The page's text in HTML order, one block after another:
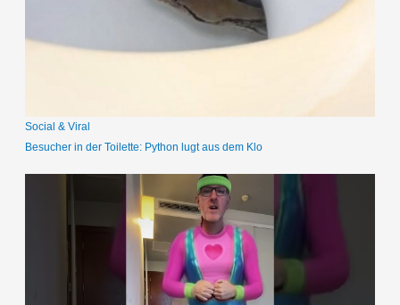
c
Social & Viral
Besucher in der Toilette: Python lugt aus dem Klo